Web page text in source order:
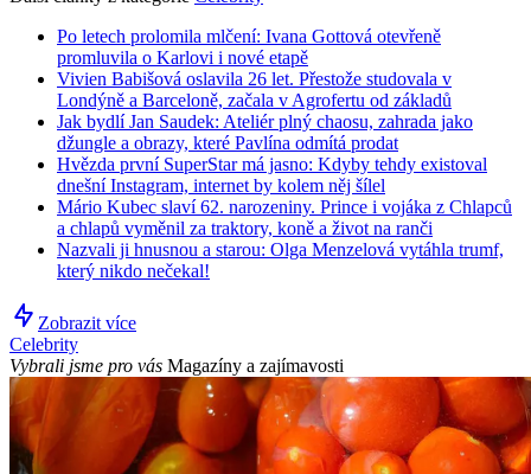
Po letech prolomila mlčení: Ivana Gottová otevřeně
promluvila o Karlovi i nové etapě
Vivien Babišová oslavila 26 let. Přestože studovala v
Londýně a Barceloně, začala v Agrofertu od základů
Jak bydlí Jan Saudek: Ateliér plný chaosu, zahrada jako
džungle a obrazy, které Pavlína odmítá prodat
Hvězda první SuperStar má jasno: Kdyby tehdy existoval
dnešní Instagram, internet by kolem něj šílel
Mário Kubec slaví 62. narozeniny. Prince i vojáka z Chlapců
a chlapů vyměnil za traktory, koně a život na ranči
Nazvali ji hnusnou a starou: Olga Menzelová vytáhla trumf,
který nikdo nečekal!
Zobrazit více
Celebrity
Vybrali jsme pro vás Magazíny a zajímavosti